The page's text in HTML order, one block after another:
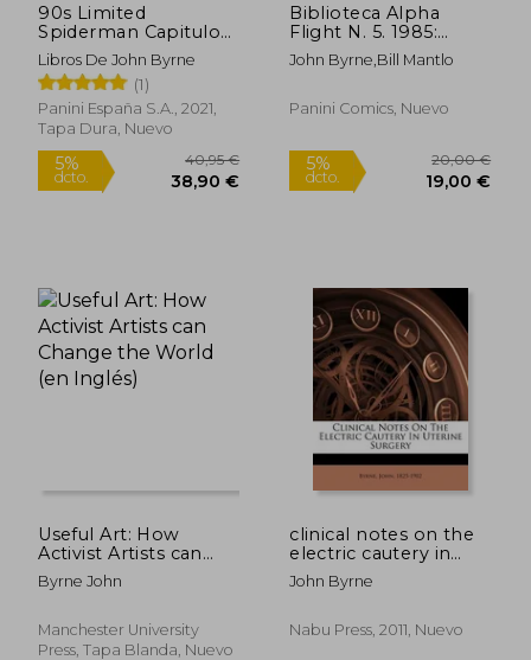
5%
dcto.
90s Limited
Spiderman Capitulo
uno
Libros De John Byrne
(1)
Panini España S.A., 2021,
Tapa Dura, Nuevo
Biblioteca Alpha
Flight N. 5. 1985:
Alpha Flight 25-29,
Secret war ii 4 usa
John Byrne,Bill Mantlo
Panini Comics, Nuevo
Useful Art: How
Activist Artists can
Change the World
(en Inglés)
Byrne John
Manchester University
Press, Tapa Blanda, Nuevo
clinical notes on the
electric cautery in
uterine surgery (en
Inglés)
John Byrne
Nabu Press, 2011, Nuevo